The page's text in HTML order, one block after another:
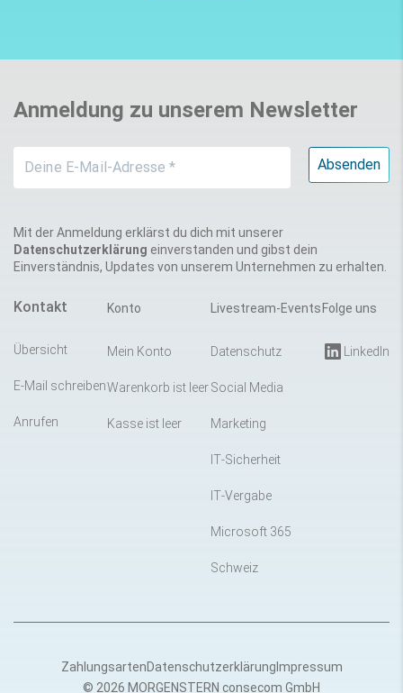
Anmeldung zu unserem Newsletter
Mit der Anmeldung erklärst du dich mit unserer
Datenschutzerklärung einverstanden und gibst dein
Einverständnis, Updates von unserem Unternehmen zu erhalten.
Kontakt
Übersicht
E-Mail schreiben
Anrufen
Konto
Mein Konto
Warenkorb ist leer
Kasse ist leer
Livestream-Events
Datenschutz
Social Media
Marketing
IT-Sicherheit
IT-Vergabe
Microsoft 365
Schweiz
Folge uns
LinkedIn
© 2026 MORGENSTERN consecom GmbH
ZahlungsartenDatenschutzerklärung Impressum